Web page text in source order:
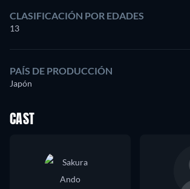
CLASIFICACIÓN POR EDADES
13
PAÍS DE PRODUCCIÓN
Japón
CAST